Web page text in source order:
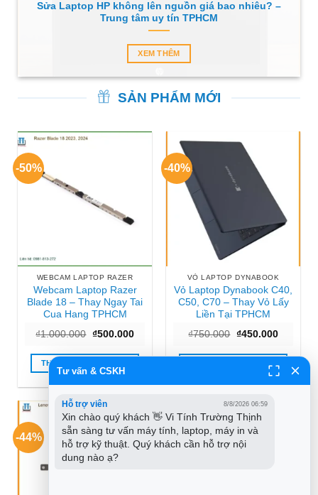
Sửa Laptop HP không lên nguồn giá bao nhiêu? –
Trung tâm uy tín TPHCM
XEM THÊM
SẢN PHẨM MỚI
-50%
WEBCAM LAPTOP RAZER
Webcam Laptop Razer
Blade 18 – Thay Ngay Tai
Cua Hang TPHCM
₫1.000.000 Giá
là:
₫500.000Giá
tại
THÊM VÀO GIỎ HÀNG
-40%
VỎ LAPTOP DYNABOOK
Vỏ Laptop Dynabook C40,
C50, C70 – Thay Vỏ Lấy
Liền Tại TPHCM
₫750.000 Giá
là:
₫450.000Giá
tại
-44% -44%
Tư vấn & CSKH
Hỗ trợ viên 8/8/2026 06:59
Xin chào quý khách 👋 Vi Tính Trường Thịnh
sẵn sàng tư vấn máy tính, laptop, máy in và
hỗ trợ kỹ thuật. Quý khách cần hỗ trợ nội
dung nào ạ?